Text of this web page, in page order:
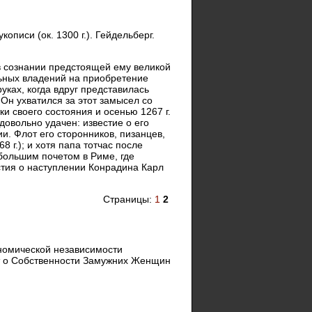
(ок. 1300 г.). Гейдельберг.
предстоящей ему великой
владений на приобретение
когда вдруг представилась
ухватился за этот замысел со
своего состояния и осенью 1267 г.
удачен: известие о его
Флот его сторонников, пизанцев,
г.); и хотя папа тотчас после
почетом в Риме, где
о наступлении Конрадина Карл
Страницы: 1 2
независимости
о Собственности Замужних Женщин